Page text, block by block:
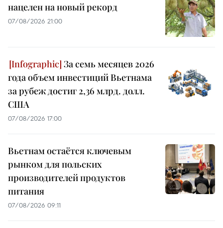
нацелен на новый рекорд
07/08/2026 21:00
За семь месяцев 2026
года объем инвестиций Вьетнама
за рубеж достиг 2,36 млрд. долл.
США
07/08/2026 17:00
Вьетнам остаётся ключевым
рынком для польских
производителей продуктов
питания
07/08/2026 09:11